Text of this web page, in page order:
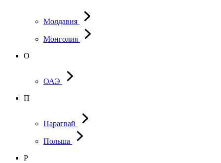
Молдавия
Монголия
О
ОАЭ
П
Парагвай
Польша
Р